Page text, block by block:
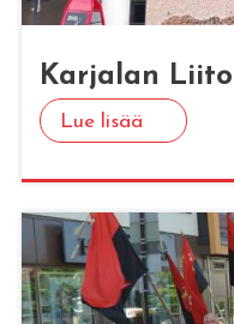
Kar­ja­lan
Lue lisää